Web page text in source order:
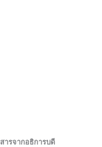
สารจากอธิการบดี